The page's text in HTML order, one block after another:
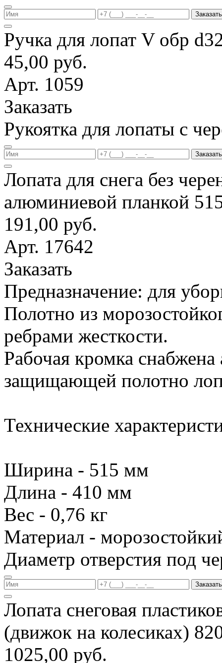
Заказать
Ручка для лопат V обр
45,00 руб.
Арт. 1059
Заказать
Рукоятка для лопаты с
Заказать
Лопата для снега без
алюминиевой планкой
191,00 руб.
Арт. 17642
Заказать
Предназначение: для
Полотно из
ребрами жесткости.
Рабочая кромка
защищающей полотно
Технические
Ширина - 515 мм
Длина - 410 мм
Вес - 0,76 кг
Материал -
Диаметр отверстия под
Заказать
Лопата снеговая
(движок на колесиках)
1025,00 руб.